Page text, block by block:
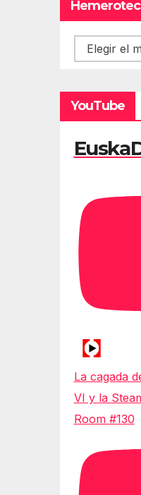
Hemeroteca
YouTube
La cagada
VI y la
Room #130